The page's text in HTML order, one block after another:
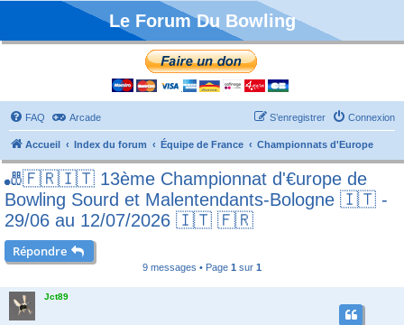
Le Forum Du Bowling
FAQ Arcade Connexion
S’enregistrer
Accueil Index du forum Équipe de France Championnats d'Europe
🎳🇫🇷🇮🇹 13ème Championnat d'€urope de
Bowling Sourd et Malentendants-Bologne 🇮🇹 -
29/06 au 12/07/2026 🇮🇹 🇫🇷
Répondre
9 messages • Page 1 sur 1
Jct89